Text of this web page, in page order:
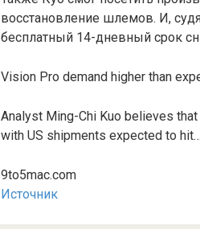
восстановление шлемов. И,
бесплатный 14-дневный срок
Vision Pro demand higher than
Analyst Ming-Chi Kuo believes
with US shipments expected to hit…
9to5mac.com
Источник